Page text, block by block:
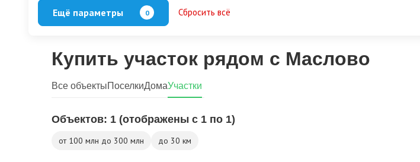
Ещё параметры 0 Сбросить всё
Охрана
Купить участок рядом с Маслово
Объектов: 1 (отображены с 1 по 1)
Все объектыПоселкиДомаУчастки
от 100 млн до 300 млн до 30 км